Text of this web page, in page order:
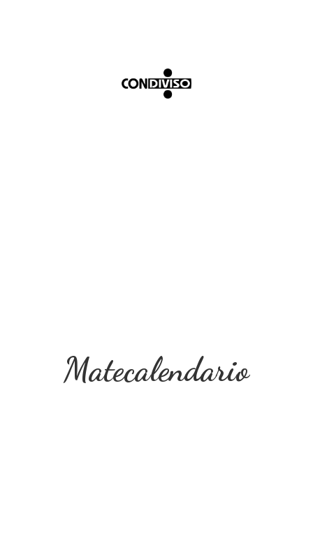
Matecalendario